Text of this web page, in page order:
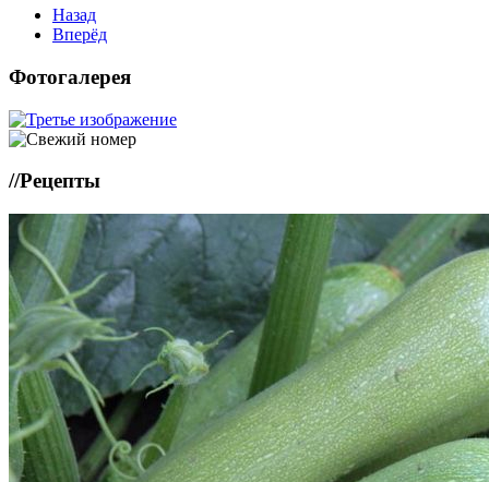
Назад
Вперёд
Фотогалерея
//Рецепты